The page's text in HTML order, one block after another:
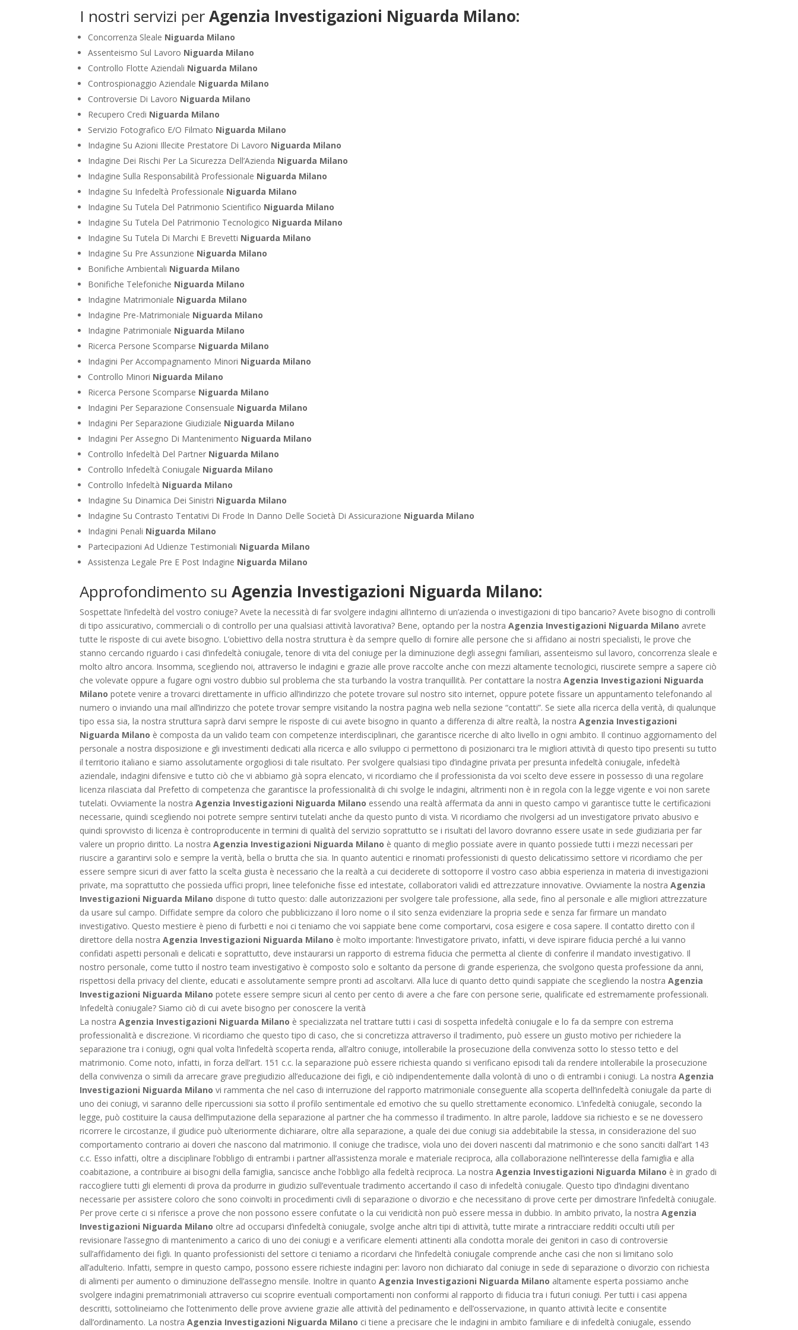
I nostri servizi perAgenzia Investigazioni Niguarda Milano:
Concorrenza Sleale Niguarda Milano
Assenteismo Sul Lavoro Niguarda Milano
Controllo Flotte Aziendali Niguarda Milano
Controspionaggio Aziendale Niguarda Milano
Controversie Di Lavoro Niguarda Milano
Recupero Credi Niguarda Milano
Servizio Fotografico E/O Filmato Niguarda Milano
Indagine Su Azioni Illecite Prestatore Di Lavoro Niguarda Milano
Indagine Dei Rischi Per La Sicurezza Dell’Azienda Niguarda Milano
Indagine Sulla Responsabilità Professionale Niguarda Milano
Indagine Su Infedeltà Professionale Niguarda Milano
Indagine Su Tutela Del Patrimonio Scientifico Niguarda Milano
Indagine Su Tutela Del Patrimonio Tecnologico Niguarda Milano
Indagine Su Tutela Di Marchi E Brevetti Niguarda Milano
Indagine Su Pre Assunzione Niguarda Milano
Bonifiche Ambientali Niguarda Milano
Bonifiche Telefoniche Niguarda Milano
Indagine Matrimoniale Niguarda Milano
Indagine Pre-Matrimoniale Niguarda Milano
Indagine Patrimoniale Niguarda Milano
Ricerca Persone Scomparse Niguarda Milano
Indagini Per Accompagnamento Minori Niguarda Milano
Controllo Minori Niguarda Milano
Ricerca Persone Scomparse Niguarda Milano
Indagini Per Separazione Consensuale Niguarda Milano
Indagini Per Separazione Giudiziale Niguarda Milano
Indagini Per Assegno Di Mantenimento Niguarda Milano
Controllo Infedeltà Del Partner Niguarda Milano
Controllo Infedeltà Coniugale Niguarda Milano
Controllo Infedeltà Niguarda Milano
Indagine Su Dinamica Dei Sinistri Niguarda Milano
Indagine Su Contrasto Tentativi Di Frode In Danno Delle Società Di Assicurazione Niguarda Milano
Indagini Penali Niguarda Milano
Partecipazioni Ad Udienze Testimoniali Niguarda Milano
Assistenza Legale Pre E Post Indagine Niguarda Milano
Approfondimento suAgenzia Investigazioni Niguarda Milano:
Sospettate l’infedeltà del vostro coniuge? Avete la necessità di far svolgere indagini all’interno di un’azienda o investigazioni di tipo bancario? Avete bisogno di controlli
di tipo assicurativo, commerciali o di controllo per una qualsiasi attività lavorativa? Bene, optando per la nostraAgenzia Investigazioni Niguarda Milano avrete
tutte le risposte di cui avete bisogno. L’obiettivo della nostra struttura è da sempre quello di fornire alle persone che si affidano ai nostri specialisti, le prove che
stanno cercando riguardo i casi d’infedeltà coniugale, tenore di vita del coniuge per la diminuzione degli assegni familiari, assenteismo sul lavoro, concorrenza sleale e
molto altro ancora. Insomma, scegliendo noi, attraverso le indagini e grazie alle prove raccolte anche con mezzi altamente tecnologici, riuscirete sempre a sapere ciò
che volevate oppure a fugare ogni vostro dubbio sul problema che sta turbando la vostra tranquillità. Per contattare la nostraAgenzia Investigazioni Niguarda
Milano potete venire a trovarci direttamente in ufficio all’indirizzo che potete trovare sul nostro sito internet, oppure potete fissare un appuntamento telefonando al
numero o inviando una mail all’indirizzo che potete trovar sempre visitando la nostra pagina web nella sezione “contatti”. Se siete alla ricerca della verità, di qualunque
tipo essa sia, la nostra struttura saprà darvi sempre le risposte di cui avete bisogno in quanto a differenza di altre realtà, la nostraAgenzia Investigazioni
Niguarda Milano è composta da un valido team con competenze interdisciplinari, che garantisce ricerche di alto livello in ogni ambito. Il continuo aggiornamento del
personale a nostra disposizione e gli investimenti dedicati alla ricerca e allo sviluppo ci permettono di posizionarci tra le migliori attività di questo tipo presenti su tutto
il territorio italiano e siamo assolutamente orgogliosi di tale risultato. Per svolgere qualsiasi tipo d’indagine privata per presunta infedeltà coniugale, infedeltà
aziendale, indagini difensive e tutto ciò che vi abbiamo già sopra elencato, vi ricordiamo che il professionista da voi scelto deve essere in possesso di una regolare
licenza rilasciata dal Prefetto di competenza che garantisce la professionalità di chi svolge le indagini, altrimenti non è in regola con la legge vigente e voi non sarete
tutelati. Ovviamente la nostraAgenzia Investigazioni Niguarda Milano essendo una realtà affermata da anni in questo campo vi garantisce tutte le certificazioni
necessarie, quindi scegliendo noi potrete sempre sentirvi tutelati anche da questo punto di vista. Vi ricordiamo che rivolgersi ad un investigatore privato abusivo e
quindi sprovvisto di licenza è controproducente in termini di qualità del servizio soprattutto se i risultati del lavoro dovranno essere usate in sede giudiziaria per far
valere un proprio diritto. La nostraAgenzia Investigazioni Niguarda Milano è quanto di meglio possiate avere in quanto possiede tutti i mezzi necessari per
riuscire a garantirvi solo e sempre la verità, bella o brutta che sia. In quanto autentici e rinomati professionisti di questo delicatissimo settore vi ricordiamo che per
essere sempre sicuri di aver fatto la scelta giusta è necessario che la realtà a cui deciderete di sottoporre il vostro caso abbia esperienza in materia di investigazioni
private, ma soprattutto che possieda uffici propri, linee telefoniche fisse ed intestate, collaboratori validi ed attrezzature innovative. Ovviamente la nostraAgenzia
Investigazioni Niguarda Milano dispone di tutto questo: dalle autorizzazioni per svolgere tale professione, alla sede, fino al personale e alle migliori attrezzature
da usare sul campo. Diffidate sempre da coloro che pubblicizzano il loro nome o il sito senza evidenziare la propria sede e senza far firmare un mandato
investigativo. Questo mestiere è pieno di furbetti e noi ci teniamo che voi sappiate bene come comportarvi, cosa esigere e cosa sapere. Il contatto diretto con il
direttore della nostraAgenzia Investigazioni Niguarda Milano è molto importante: l’investigatore privato, infatti, vi deve ispirare fiducia perché a lui vanno
confidati aspetti personali e delicati e soprattutto, deve instaurarsi un rapporto di estrema fiducia che permetta al cliente di conferire il mandato investigativo. Il
nostro personale, come tutto il nostro team investigativo è composto solo e soltanto da persone di grande esperienza, che svolgono questa professione da anni,
rispettosi della privacy del cliente, educati e assolutamente sempre pronti ad ascoltarvi. Alla luce di quanto detto quindi sappiate che scegliendo la nostraAgenzia
Investigazioni Niguarda Milano potete essere sempre sicuri al cento per cento di avere a che fare con persone serie, qualificate ed estremamente professionali.
Infedeltà coniugale? Siamo ciò di cui avete bisogno per conoscere la verità
La nostraAgenzia Investigazioni Niguarda Milano è specializzata nel trattare tutti i casi di sospetta infedeltà coniugale e lo fa da sempre con estrema
professionalità e discrezione. Vi ricordiamo che questo tipo di caso, che si concretizza attraverso il tradimento, può essere un giusto motivo per richiedere la
separazione tra i coniugi, ogni qual volta l’infedeltà scoperta renda, all’altro coniuge, intollerabile la prosecuzione della convivenza sotto lo stesso tetto e del
matrimonio. Come noto, infatti, in forza dell’art. 151 c.c. la separazione può essere richiesta quando si verificano episodi tali da rendere intollerabile la prosecuzione
della convivenza o simili da arrecare grave pregiudizio all’educazione dei figli, e ciò indipendentemente dalla volontà di uno o di entrambi i coniugi. La nostraAgenzia
Investigazioni Niguarda Milano vi rammenta che nel caso di interruzione del rapporto matrimoniale conseguente alla scoperta dell’infedeltà coniugale da parte di
uno dei coniugi, vi saranno delle ripercussioni sia sotto il profilo sentimentale ed emotivo che su quello strettamente economico. L’infedeltà coniugale, secondo la
legge, può costituire la causa dell’imputazione della separazione al partner che ha commesso il tradimento. In altre parole, laddove sia richiesto e se ne dovessero
ricorrere le circostanze, il giudice può ulteriormente dichiarare, oltre alla separazione, a quale dei due coniugi sia addebitabile la stessa, in considerazione del suo
comportamento contrario ai doveri che nascono dal matrimonio. Il coniuge che tradisce, viola uno dei doveri nascenti dal matrimonio e che sono sanciti dall’art 143
c.c. Esso infatti, oltre a disciplinare l’obbligo di entrambi i partner all’assistenza morale e materiale reciproca, alla collaborazione nell’interesse della famiglia e alla
coabitazione, a contribuire ai bisogni della famiglia, sancisce anche l’obbligo alla fedeltà reciproca. La nostraAgenzia Investigazioni Niguarda Milano è in grado di
raccogliere tutti gli elementi di prova da produrre in giudizio sull’eventuale tradimento accertando il caso di infedeltà coniugale. Questo tipo d’indagini diventano
necessarie per assistere coloro che sono coinvolti in procedimenti civili di separazione o divorzio e che necessitano di prove certe per dimostrare l’infedeltà coniugale.
Per prove certe ci si riferisce a prove che non possono essere confutate o la cui veridicità non può essere messa in dubbio. In ambito privato, la nostraAgenzia
Investigazioni Niguarda Milano oltre ad occuparsi d’infedeltà coniugale, svolge anche altri tipi di attività, tutte mirate a rintracciare redditi occulti utili per
revisionare l’assegno di mantenimento a carico di uno dei coniugi e a verificare elementi attinenti alla condotta morale dei genitori in caso di controversie
sull’affidamento dei figli. In quanto professionisti del settore ci teniamo a ricordarvi che l’infedeltà coniugale comprende anche casi che non si limitano solo
all’adulterio. Infatti, sempre in questo campo, possono essere richieste indagini per: lavoro non dichiarato dal coniuge in sede di separazione o divorzio con richiesta
di alimenti per aumento o diminuzione dell’assegno mensile. Inoltre in quantoAgenzia Investigazioni Niguarda Milano altamente esperta possiamo anche
svolgere indagini prematrimoniali attraverso cui scoprire eventuali comportamenti non conformi al rapporto di fiducia tra i futuri coniugi. Per tutti i casi appena
descritti, sottolineiamo che l’ottenimento delle prove avviene grazie alle attività del pedinamento e dell’osservazione, in quanto attività lecite e consentite
dall’ordinamento. La nostraAgenzia Investigazioni Niguarda Milano ci tiene a precisare che le indagini in ambito familiare e di infedeltà coniugale, essendo